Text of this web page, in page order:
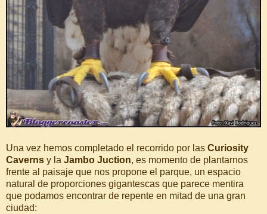
Una vez hemos completado el recorrido por las Curiosity
Caverns y la Jambo Juction, es momento de plantarnos
frente al paisaje que nos propone el parque, un espacio
natural de proporciones gigantescas que parece mentira
que podamos encontrar de repente en mitad de una gran
ciudad: